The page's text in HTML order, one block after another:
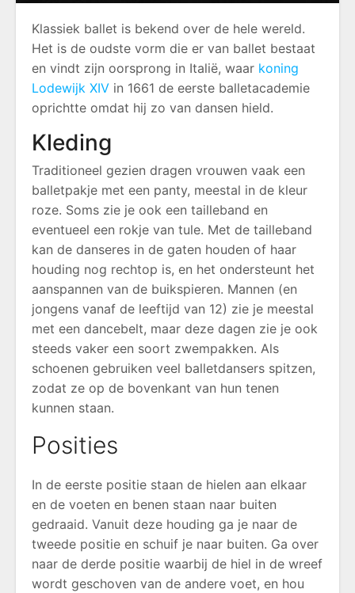
Klassiek ballet is bekend over de hele wereld.
Het is de oudste vorm die er van ballet bestaat
en vindt zijn oorsprong in Italië, waar koning
Lodewijk XIV in 1661 de eerste balletacademie
oprichtte omdat hij zo van dansen hield.
Kleding
Traditioneel gezien dragen vrouwen vaak een
balletpakje met een panty, meestal in de kleur
roze. Soms zie je ook een tailleband en
eventueel een rokje van tule. Met de tailleband
kan de danseres in de gaten houden of haar
houding nog rechtop is, en het ondersteunt het
aanspannen van de buikspieren. Mannen (en
jongens vanaf de leeftijd van 12) zie je meestal
met een dancebelt, maar deze dagen zie je ook
steeds vaker een soort zwempakken. Als
schoenen gebruiken veel balletdansers spitzen,
zodat ze op de bovenkant van hun tenen
kunnen staan.
Posities
In de eerste positie staan de hielen aan elkaar
en de voeten en benen staan naar buiten
gedraaid. Vanuit deze houding ga je naar de
tweede positie en schuif je naar buiten. Ga over
naar de derde positie waarbij de hiel in de wreef
wordt geschoven van de andere voet, en hou